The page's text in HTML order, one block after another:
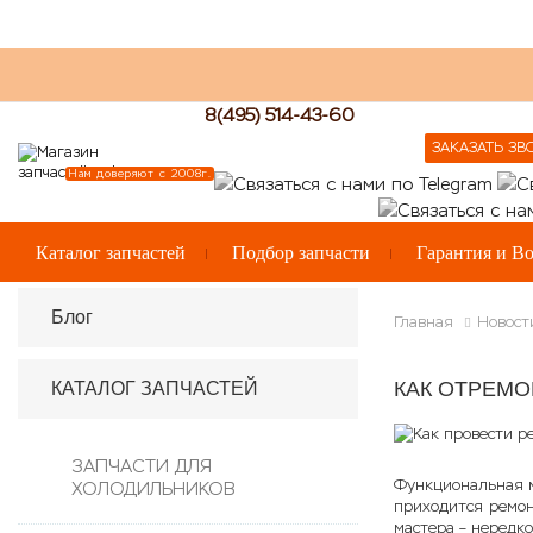
Нам доверяют с 2008г.
8(495) 514-43-60
ЗАКАЗАТЬ
Каталог запчастей Подбор запчасти Гарантия и
Блог
КАТАЛОГ ЗАПЧАСТЕЙ
ЗАПЧАСТИ ДЛЯ
ХОЛОДИЛЬНИКОВ
Главная
КАК
Функциональная
приходится
мастера –